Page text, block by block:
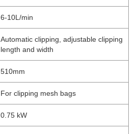
6-10L/min
Automatic clipping, adjustable clipping
length and width
510mm
For clipping mesh bags
0.75 kW